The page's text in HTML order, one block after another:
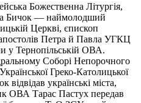
Божественна Літургія,
Бичок — наймолодший
Церкві, єпископ
апостолів Петра й Павла УГКЦ
у Тернопільській ОВА.
Соборі Непорочного
Греко-Католицької
українські міста,
ОВА Тарас Пастух передав